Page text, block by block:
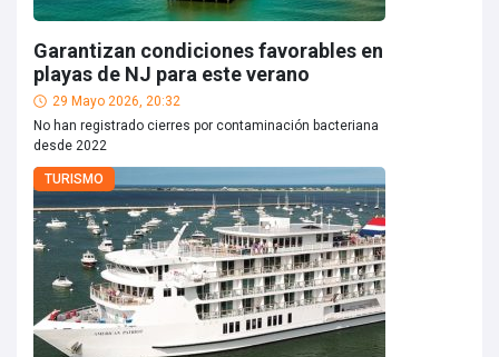
Garantizan condiciones favorables en
playas de NJ para este verano
29 Mayo 2026, 20:32
No han registrado cierres por contaminación bacteriana
desde 2022
TURISMO